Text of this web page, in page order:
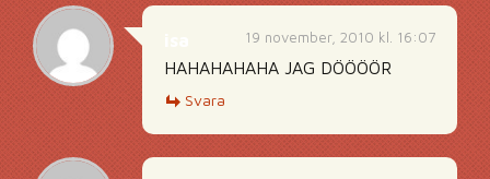
19 november, 2010 kl. 16:07
HAHAHAHAHA JAG DÖÖÖÖR
Svara